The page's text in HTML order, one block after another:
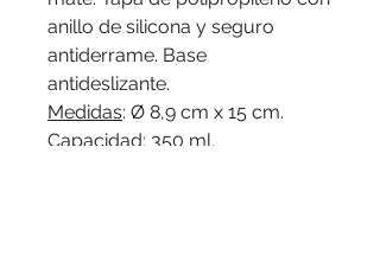
anillo de silicona y seguro
antiderrame. Base
antideslizante.
Medidas: Ø 8,9 cm x 15 cm.
Capacidad: 350 ml.